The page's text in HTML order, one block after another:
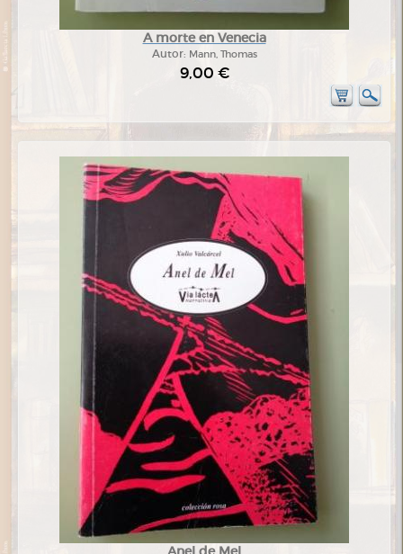
A morte en Venecia
Autor: Mann, Thomas
9,00 €